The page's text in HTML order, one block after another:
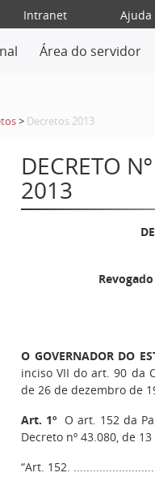
Intranet Ajuda
Área do servidor
> Decretos 2013
DECRETO
2013
O GOVERNADOR DO
inciso VII do art. 90 da
de 26 de dezembro de
Art. 1ºO art. 152 da
Decreto nº 43.080, de
“Art. 152.